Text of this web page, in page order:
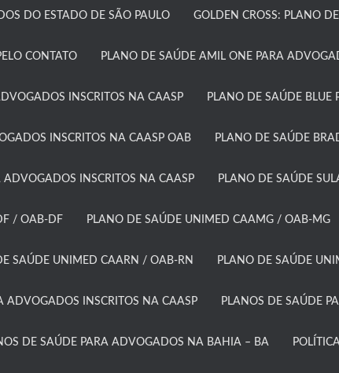
DO ESTADO DE SÃO PAULO​ GOLDEN CROSS: PLANO
CONTATO PLANO DE SAÚDE AMIL ONE PARA
INSCRITOS NA CAASP PLANO DE SAÚDE BLUE
INSCRITOS NA CAASP OAB PLANO DE SAÚDE
INSCRITOS NA CAASP​ PLANO DE SAÚDE
/ OAB-DF​ PLANO DE SAÚDE UNIMED CAAMG / OAB-MG​
SAÚDE UNIMED CAARN / OAB-RN PLANO DE SAÚDE
ADVOGADOS INSCRITOS NA CAASP​ PLANOS DE SAÚDE
DE SAÚDE PARA ADVOGADOS NA BAHIA – BA​